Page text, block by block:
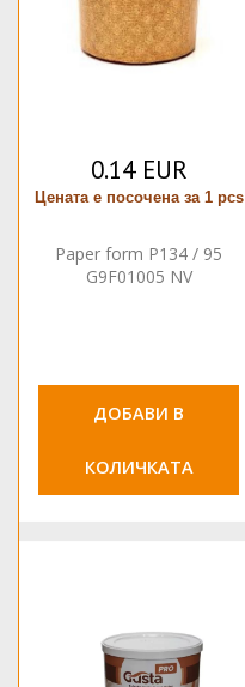
0.14 EUR
Цената е посочена за 1 pcs
Paper form P134 / 95
G9F01005 NV
ДОБАВИ В
КОЛИЧКАТА